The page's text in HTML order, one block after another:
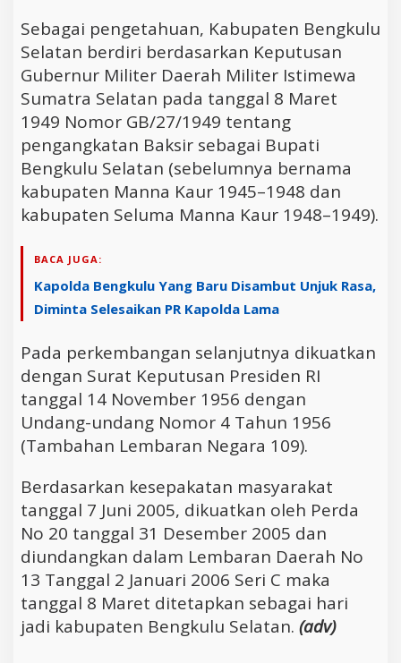
Sebagai pengetahuan, Kabupaten Bengkulu
Selatan berdiri berdasarkan Keputusan
Gubernur Militer Daerah Militer Istimewa
Sumatra Selatan pada tanggal 8 Maret
1949 Nomor GB/27/1949 tentang
pengangkatan Baksir sebagai Bupati
Bengkulu Selatan (sebelumnya bernama
kabupaten Manna Kaur 1945–1948 dan
kabupaten Seluma Manna Kaur 1948–1949).
BACA JUGA:
Kapolda Bengkulu Yang Baru Disambut Unjuk Rasa,
Diminta Selesaikan PR Kapolda Lama
Pada perkembangan selanjutnya dikuatkan
dengan Surat Keputusan Presiden RI
tanggal 14 November 1956 dengan
Undang-undang Nomor 4 Tahun 1956
(Tambahan Lembaran Negara 109).
Berdasarkan kesepakatan masyarakat
tanggal 7 Juni 2005, dikuatkan oleh Perda
No 20 tanggal 31 Desember 2005 dan
diundangkan dalam Lembaran Daerah No
13 Tanggal 2 Januari 2006 Seri C maka
tanggal 8 Maret ditetapkan sebagai hari
jadi kabupaten Bengkulu Selatan. (adv)